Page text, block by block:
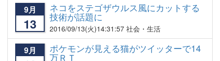
9月
13
ネコをステゴザウルス風にカットする
技術が話題に
2016/09/13(火)14:31:57 社会・生活
9月 ポケモンが見える猫がツイッターで14
万ＲＴ